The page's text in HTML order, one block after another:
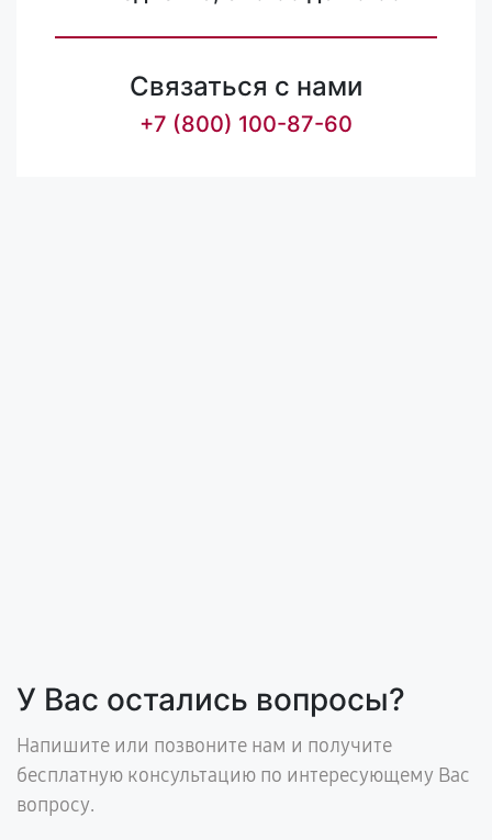
Связаться с нами
+7 (800) 100-87-60
У Вас остались вопросы?
Напишите или позвоните нам и получите
бесплатную консультацию по интересующему Вас
вопросу.